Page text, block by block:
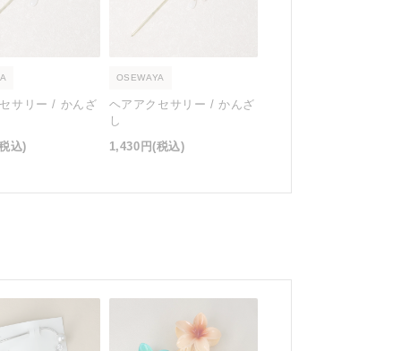
サリー / かんざ
込)
OSEWAYA
ヘアアクセサリー / かんざ
し
1,430円(税込)